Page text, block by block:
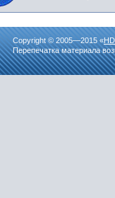
Copyright © 2005—2015 «
Перепечатка материала